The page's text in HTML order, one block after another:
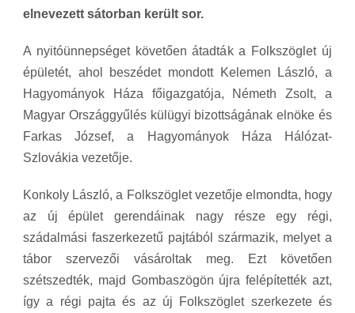
elnevezett sátorban került sor.
A nyitóünnepséget követően átadták a Folkszöglet új
épületét, ahol beszédet mondott Kelemen László, a
Hagyományok Háza főigazgatója, Németh Zsolt, a
Magyar Országgyűlés külügyi bizottságának elnöke és
Farkas József, a Hagyományok Háza Hálózat-
Szlovákia vezetője.
Konkoly László, a Folkszöglet vezetője elmondta, hogy
az új épület gerendáinak nagy része egy régi,
szádalmási faszerkezetű pajtából származik, melyet a
tábor szervezői vásároltak meg. Ezt követően
szétszedték, majd Gombaszögön újra felépítették azt,
így a régi pajta és az új Folkszöglet szerkezete és